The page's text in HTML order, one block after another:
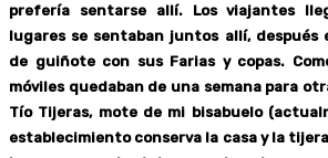
prefería sentarse allí. Los viajantes
lugares se sentaban juntos allí, después
de guiñote con sus Farias y copas.
móviles quedaban de una semana para
Tío Tijeras, mote de mi bisabuelo
establecimiento conserva la casa y la